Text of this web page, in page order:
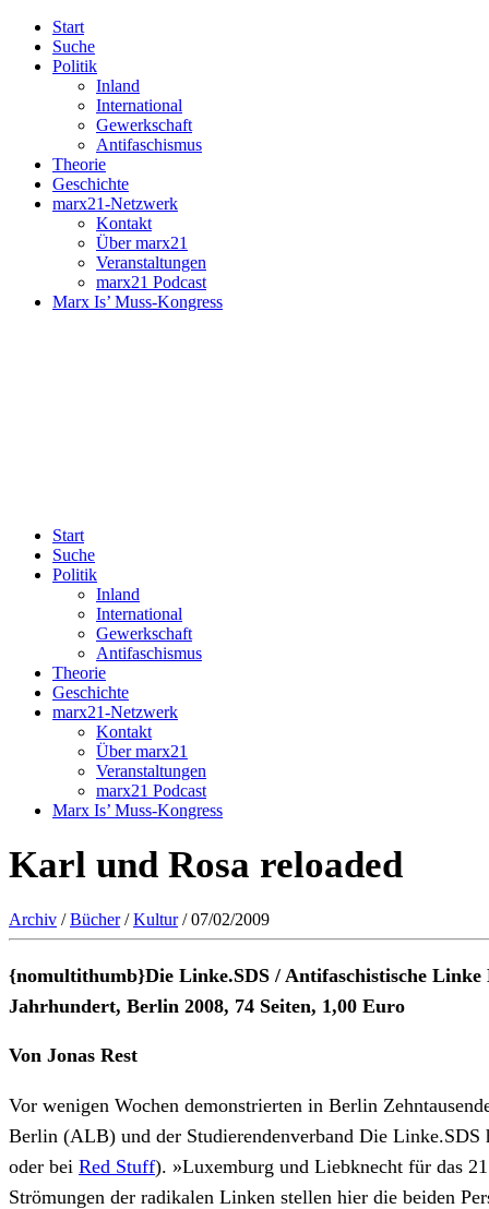
Start
Suche
Politik
Inland
International
Gewerkschaft
Antifaschismus
Theorie
Geschichte
marx21-Netzwerk
Kontakt
Über marx21
Veranstaltungen
marx21 Podcast
Marx Is’ Muss-Kongress
Start
Suche
Politik
Inland
International
Gewerkschaft
Antifaschismus
Theorie
Geschichte
marx21-Netzwerk
Kontakt
Über marx21
Veranstaltungen
marx21 Podcast
Marx Is’ Muss-Kongress
Karl und Rosa reloaded
Archiv /Bücher/Kultur/ 07/02/2009
{nomultithumb}Die Linke.SDS / Antifaschistische
Jahrhundert, Berlin 2008, 74 Seiten, 1,00 Euro
Von Jonas Rest
Vor wenigen Wochen demonstrierten in Berlin
Berlin (ALB) und der Studierendenverband Die Linke.SDS
oder bei Red Stuff). »Luxemburg und Liebknecht für das
Strömungen der radikalen Linken stellen hier die beiden